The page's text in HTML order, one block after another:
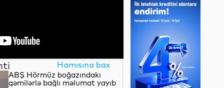
Hamısına bax
ABŞ Hörmüz boğazındakı
gəmilərlə bağlı məlumat yayıb